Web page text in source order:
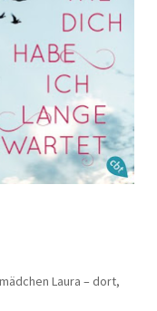
Laura – dort,